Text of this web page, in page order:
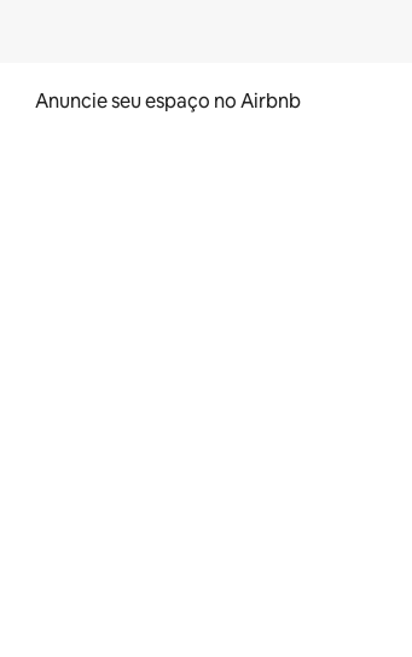
Anuncie seu espaço no Airbnb
na tela.